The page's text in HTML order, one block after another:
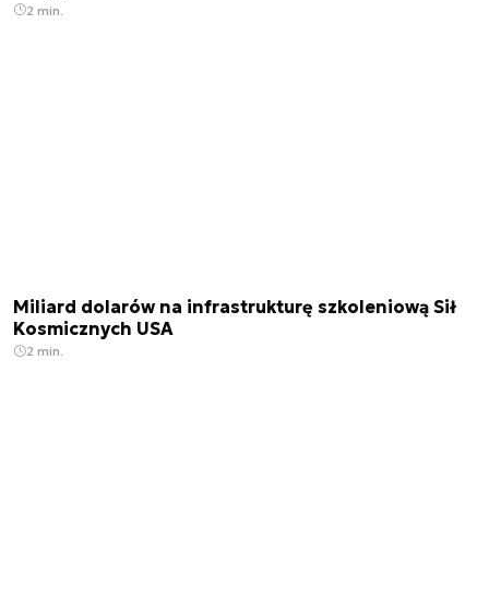
2 min.
Miliard dolarów na infrastrukturę szkoleniową Sił
Kosmicznych USA
2 min.